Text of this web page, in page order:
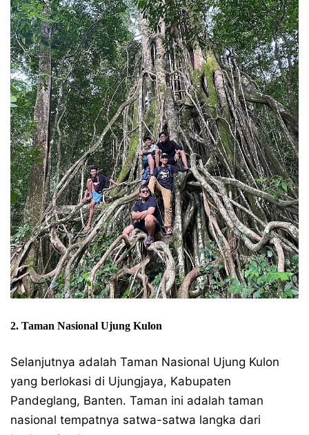
2. Taman Nasional Ujung Kulon
Selanjutnya adalah Taman Nasional Ujung Kulon
yang berlokasi di Ujungjaya, Kabupaten
Pandeglang, Banten. Taman ini adalah taman
nasional tempatnya satwa-satwa langka dari